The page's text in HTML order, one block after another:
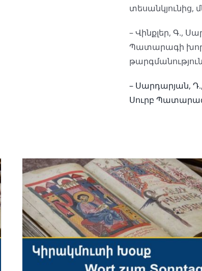
տեսանկյունից,
– Վինքլեր, Գ.,
Պատարագի
– Սարդարյան,
Սուրբ Պատարագ.
Կիրակմուտքի Խօսք
Հաւատքի հարցեր Սարդարյանը